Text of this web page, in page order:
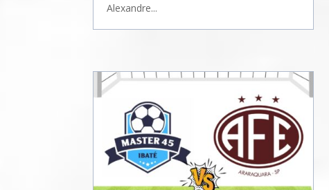
Alexandre...